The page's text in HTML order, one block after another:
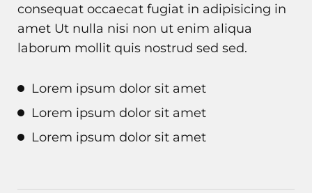
consequat occaecat fugiat in adipisicing in
amet Ut nulla nisi non ut enim aliqua
laborum mollit quis nostrud sed sed.
Lorem ipsum dolor sit amet
Lorem ipsum dolor sit amet
Lorem ipsum dolor sit amet